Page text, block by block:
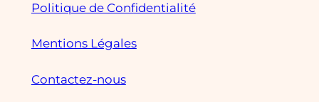
Politique de Confidentialité
Mentions Légales
Contactez-nous